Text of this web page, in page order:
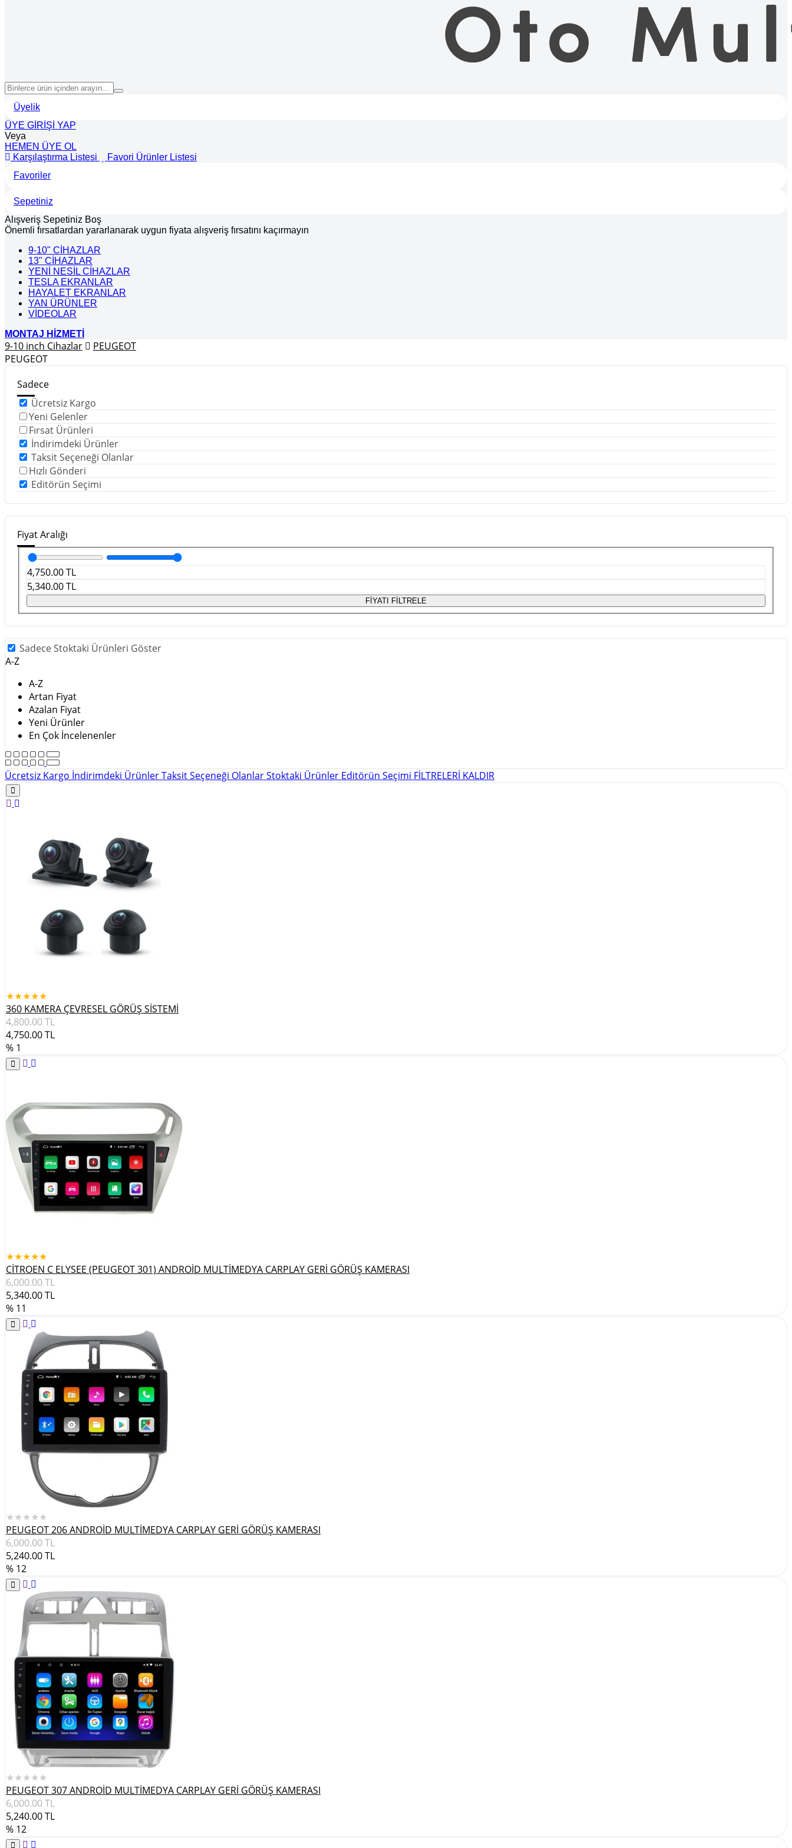
Üyelik
ÜYE GİRİŞİ YAP
Veya
HEMEN ÜYE OL
Karşılaştırma Listesi
Favori Ürünler Listesi
Favoriler
Sepetiniz
Alışveriş Sepetiniz Boş
Önemli fırsatlardan yararlanarak uygun fiyata alışveriş fırsatını kaçırmayın
9-10" CİHAZLAR
13" CİHAZLAR
YENİ NESİL CİHAZLAR
TESLA EKRANLAR
HAYALET EKRANLAR
YAN ÜRÜNLER
VİDEOLAR
MONTAJ HİZMETİ
9-10 inch Cihazlar
PEUGEOT
PEUGEOT
Sadece
Ücretsiz Kargo
Yeni Gelenler
Fırsat Ürünleri
İndirimdeki Ürünler
Taksit Seçeneği Olanlar
Hızlı Gönderi
Editörün Seçimi
Fiyat Aralığı
4,750.00TL
5,340.00TL
FİYATI FİLTRELE
Sadece Stoktaki Ürünleri Göster
A-Z
A-Z
Artan Fiyat
Azalan Fiyat
Yeni Ürünler
En Çok İncelenenler
Ücretsiz Kargo İndirimdeki ÜrünlerTaksit Seçeneği OlanlarStoktaki Ürünler Editörün Seçimi FİLTRELERİ KALDIR
★★★★★
360 KAMERA ÇEVRESEL GÖRÜŞ SİSTEMİ
4,800.00TL
4,750.00TL
% 1
★★★★★
CİTROEN C ELYSEE (PEUGEOT 301) ANDROİD MULTİMEDYA CARPLAY GERİ GÖRÜŞ KAMERASI
6,000.00TL
5,340.00TL
% 11
★★★★★
PEUGEOT 206 ANDROİD MULTİMEDYA CARPLAY GERİ GÖRÜŞ KAMERASI
6,000.00TL
5,240.00TL
% 12
★★★★★
PEUGEOT 307 ANDROİD MULTİMEDYA CARPLAY GERİ GÖRÜŞ KAMERASI
6,000.00TL
5,240.00TL
% 12